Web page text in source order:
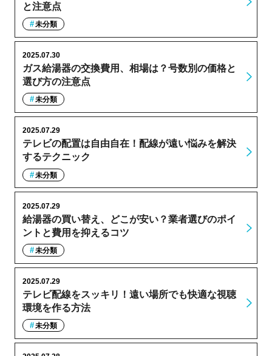
と注意点
未分類
ガス給湯器の交換費用、相場は？号数別の価格と
選び方の注意点
2025.07.30
未分類
テレビの配置は自由自在！配線が遠い悩みを解決
するテクニック
2025.07.29
未分類
給湯器の買い替え、どこが安い？業者選びのポイ
ントと費用を抑えるコツ
2025.07.29
未分類
テレビ配線をスッキリ！遠い場所でも快適な視聴
環境を作る方法
2025.07.29
未分類